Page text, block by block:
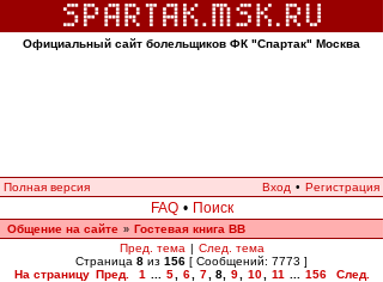
Официальный сайт болельщиков ФК "Спартак" Москва
Полная версия Вход • Регистрация
FAQ • Поиск
Общение на сайте » Гостевая книга ВВ
Пред. тема | След. тема
Страница 8 из 156 [ Сообщений: 7773 ]
На страницу Пред. 1 5 6 7 8, 9 10 11 156
След.